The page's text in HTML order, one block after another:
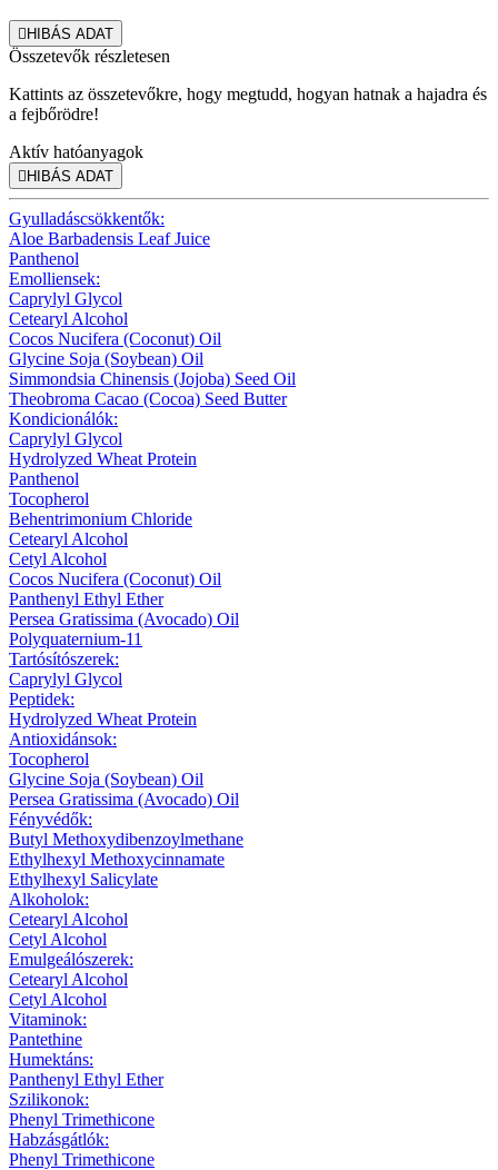
HIBÁS ADAT
Összetevők részletesen
Kattints az összetevőkre, hogy megtudd, hogyan hatnak a hajadra és
a fejbőrödre!
Aktív hatóanyagok
HIBÁS ADAT
Gyulladáscsökkentők:
Aloe Barbadensis Leaf Juice
Panthenol
Emolliensek:
Caprylyl Glycol
Cetearyl Alcohol
Cocos Nucifera (Coconut) Oil
Glycine Soja (Soybean) Oil
Simmondsia Chinensis (Jojoba) Seed Oil
Theobroma Cacao (Cocoa) Seed Butter
Kondicionálók:
Caprylyl Glycol
Hydrolyzed Wheat Protein
Panthenol
Tocopherol
Behentrimonium Chloride
Cetearyl Alcohol
Cetyl Alcohol
Cocos Nucifera (Coconut) Oil
Panthenyl Ethyl Ether
Persea Gratissima (Avocado) Oil
Polyquaternium-11
Tartósítószerek:
Caprylyl Glycol
Peptidek:
Hydrolyzed Wheat Protein
Antioxidánsok:
Tocopherol
Glycine Soja (Soybean) Oil
Persea Gratissima (Avocado) Oil
Fényvédők:
Butyl Methoxydibenzoylmethane
Ethylhexyl Methoxycinnamate
Ethylhexyl Salicylate
Alkoholok:
Cetearyl Alcohol
Cetyl Alcohol
Emulgeálószerek:
Cetearyl Alcohol
Cetyl Alcohol
Vitaminok:
Pantethine
Humektáns:
Panthenyl Ethyl Ether
Szilikonok:
Phenyl Trimethicone
Habzásgátlók:
Phenyl Trimethicone